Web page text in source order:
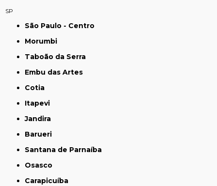
SP
São Paulo - Centro
Morumbi
Taboão da Serra
Embu das Artes
Cotia
Itapevi
Jandira
Barueri
Santana de Parnaíba
Osasco
Carapicuíba